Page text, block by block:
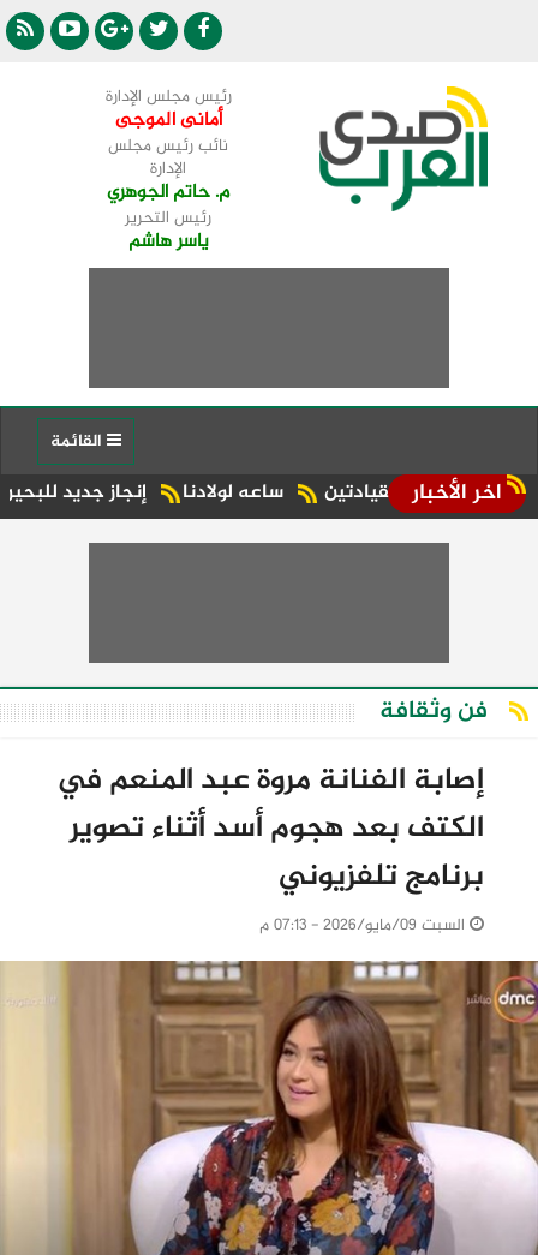
رئيس مجلس الإدارة
أمانى الموجى
نائب رئيس مجلس
الإدارة
م. حاتم الجوهري
رئيس التحرير
ياسر هاشم
اخر الأخبار إنجاز جديد للبحيرة.. شبراخيت وبدر ضمن أفضل 10 وحدات محلية على ساعه لولادنا القيادتين
فن وثقافة
إصابة الفنانة مروة عبد المنعم في
الكتف بعد هجوم أسد أثناء تصوير
برنامج تلفزيوني
السبت 09/مايو/2026 - 07:13 م